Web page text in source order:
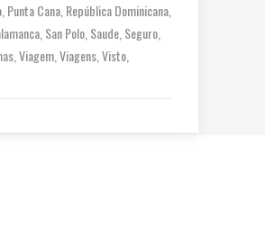
Punta Cana República Dominicana
San Polo Saude Seguro
Viagem Viagens Visto